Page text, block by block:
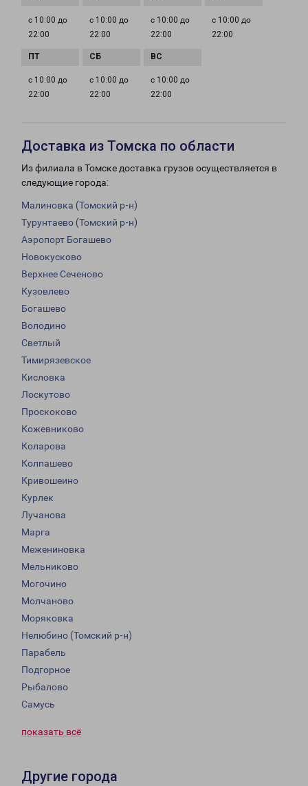
с 10:00 до
22:00
с 10:00 до
22:00
с 10:00 до
22:00
с 10:00 до
22:00
с 10:00 до
22:00
с 10:00 до
22:00
с 10:00 до
22:00
Доставка из Томска по области
Из филиала в Томске доставка грузов осуществляется в
следующие города:
Малиновка (Томский р-н)
Турунтаево (Томский р-н)
Аэропорт Богашево
Новокусково
Верхнее Сеченово
Кузовлево
Богашево
Володино
Светлый
Тимирязевское
Кисловка
Лоскутово
Проскоково
Кожевниково
Коларова
Колпашево
Кривошеино
Курлек
Лучанова
Марга
Межениновка
Мельниково
Могочино
Молчаново
Моряковка
Нелюбино (Томский р-н)
Парабель
Подгорное
Рыбалово
Самусь
показать всё
Другие города